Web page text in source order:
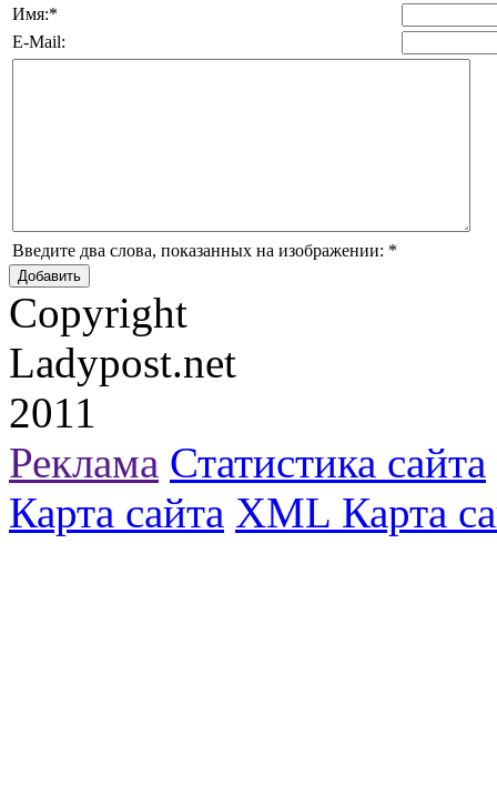
Имя:*
E-Mail:
Введите два слова, показанных на изображении: *
Copyright
Ladypost.net
2011
Реклама Статистика сайта
Карта сайта XML Карта